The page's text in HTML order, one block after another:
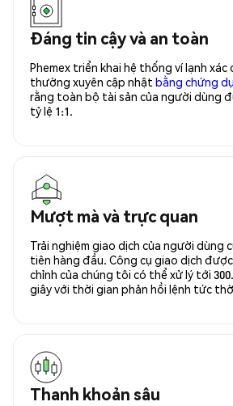
Đáng tin cậy và an toàn
Phemex triển khai hệ thống ví lạnh xác
thường xuyên cập nhật bằng chứng
rằng toàn bộ tài sản của người dùng
tỷ lệ 1:1.
Mượt mà và trực quan
Trải nghiệm giao dịch của người dùng
tiên hàng đầu. Công cụ giao dịch
chỉnh của chúng tôi có thể xử lý tới
giây với thời gian phản hồi lệnh tức
Thanh khoản sâu